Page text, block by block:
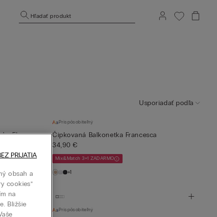
Hľadať produkt
Usporiadať podľa
Elena
Prispôsobiteľný
Čipkovaná Balkonetka Francesca
34,90 €
Mix&Match 3+1 ZADARMO
+1
Prispôsobiteľný
obsah a
cookies”
na
Bližšie
PRIJATIA